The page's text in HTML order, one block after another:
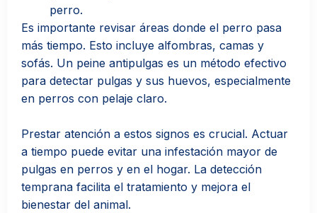
perro.
Es importante revisar áreas donde el perro pasa
más tiempo. Esto incluye alfombras, camas y
sofás. Un peine antipulgas es un método efectivo
para detectar pulgas y sus huevos, especialmente
en perros con pelaje claro.
Prestar atención a estos signos es crucial. Actuar
a tiempo puede evitar una infestación mayor de
pulgas en perros y en el hogar. La detección
temprana facilita el tratamiento y mejora el
bienestar del animal.